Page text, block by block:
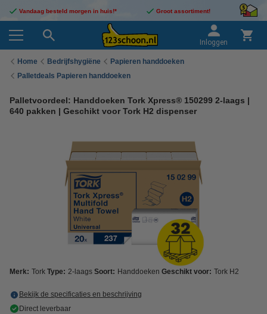
Vandaag besteld morgen in huis!* Groot assortiment!
Inloggen
Home Bedrijfshygiëne
Papieren handdoeken
Palletdeals Papieren handdoeken
Palletvoordeel: Handdoeken Tork Xpress® 150299 2-laags |
640 pakken | Geschikt voor Tork H2 dispenser
Merk: Tork Type: 2-laags Soort: Handdoeken Geschikt voor: Tork H2
Bekijk de specificaties en beschrijving
Direct leverbaar